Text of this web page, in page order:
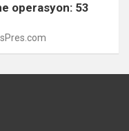
operasyon: 53